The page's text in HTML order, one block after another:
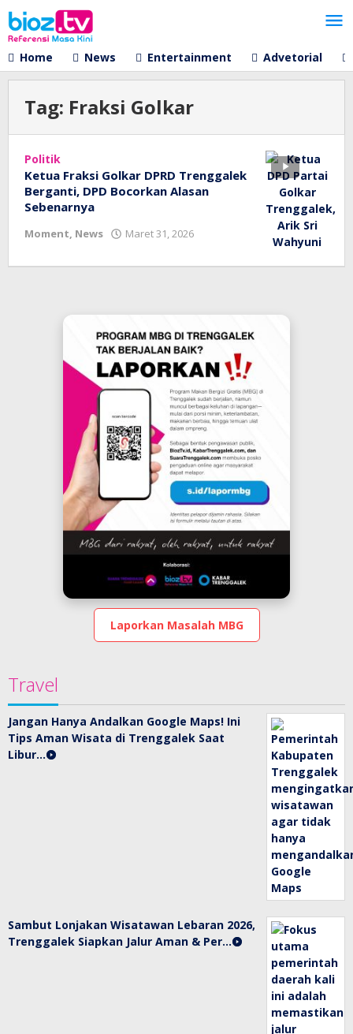
Lewati
ke
konten
Home
News Entertainment Advetorial
Tag: Fraksi Golkar
Politik
Ketua Fraksi Golkar DPRD Trenggalek
Berganti, DPD Bocorkan Alasan
Sebenarnya
Moment, News Maret 31, 2026
Laporkan Masalah MBG
Travel
Jangan Hanya Andalkan Google Maps! Ini
Tips Aman Wisata di Trenggalek Saat
Libur…
Sambut Lonjakan Wisatawan Lebaran 2026,
Trenggalek Siapkan Jalur Aman & Per…